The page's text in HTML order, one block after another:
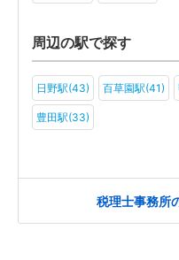
周辺の駅で探す
日野駅(43) 百草園駅(41)
豊田駅(33)
税理士事務所